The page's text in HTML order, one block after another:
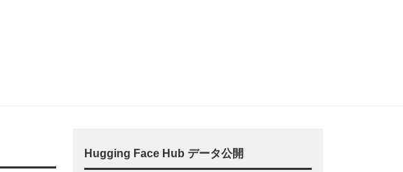
Hugging Face Hub データ公開